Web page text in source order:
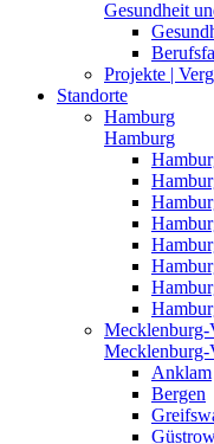
Gesundheit
Projekte |
Standorte
Hamburg
Hamburg
Mecklenburg-
Mecklenburg-
Anklam
Bergen